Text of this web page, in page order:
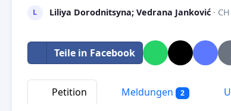
L Liliya Dorodnitsyna; Vedrana Janković· CH
Teile in Facebook
Petition Meldungen 2